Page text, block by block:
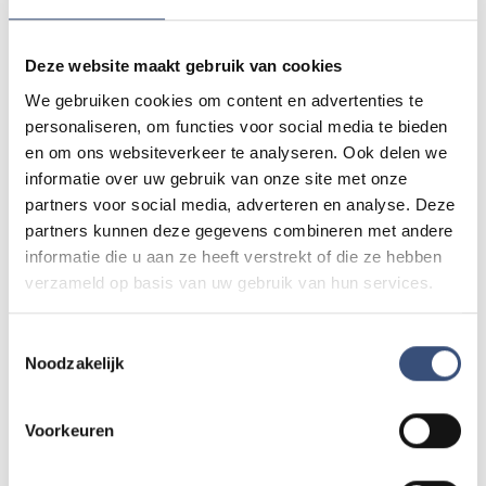
Deze website maakt gebruik van cookies
We gebruiken cookies om content en advertenties te
personaliseren, om functies voor social media te bieden
en om ons websiteverkeer te analyseren. Ook delen we
informatie over uw gebruik van onze site met onze
partners voor social media, adverteren en analyse. Deze
partners kunnen deze gegevens combineren met andere
informatie die u aan ze heeft verstrekt of die ze hebben
verzameld op basis van uw gebruik van hun services.
Noodzakelijk
Voorkeuren
Foutje gezien of twijfel over een advertentie?
advertentie tegen die niet klopt? Laat het ons weten via
redactie@omroeparchipel.nl. We kijken er graag naar.
Andere events
DI
11
Magic Summer show met Steven Kazàn
📍Ouddorp🕐17:00
WO
12
Kinderdagen bij RTM-trammuseum in
Ouddorp